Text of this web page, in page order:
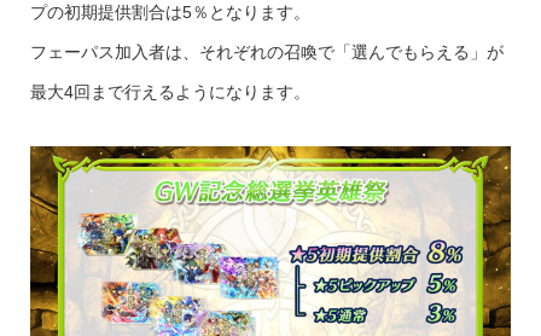
プの初期提供割合は5％となります。
フェーパス加入者は、それぞれの召喚で「選んでもらえる」が
最大4回まで行えるようになります。